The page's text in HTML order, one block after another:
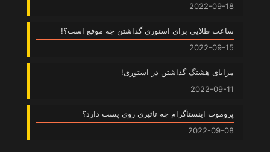
2022-09-18
ساعت طلایی برای استوری گذاشتن چه موقع است؟!
2022-09-15
مزایای هشتگ گذاشتن در استوری!
2022-09-11
پروموت اینستاگرام چه تاثیری روی پست دارد؟
2022-09-08